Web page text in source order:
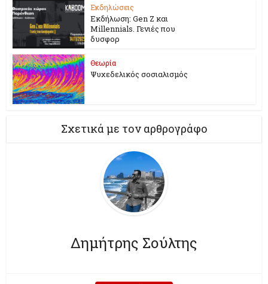
Εκδηλώσεις
Εκδήλωση: Gen Z και
Millennials. Γενιές που
δυσφορ
Θεωρία
Ψυχεδελικός σοσιαλισμός
Σχετικά με τον αρθρογράφο
Δημήτρης Σούλτης